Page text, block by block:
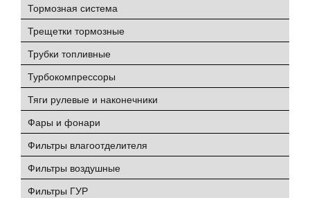
Тормозная система
Трещетки тормозные
Трубки топливные
Турбокомпрессоры
Тяги рулевые и наконечники
Фары и фонари
Фильтры влагоотделителя
Фильтры воздушные
Фильтры ГУР